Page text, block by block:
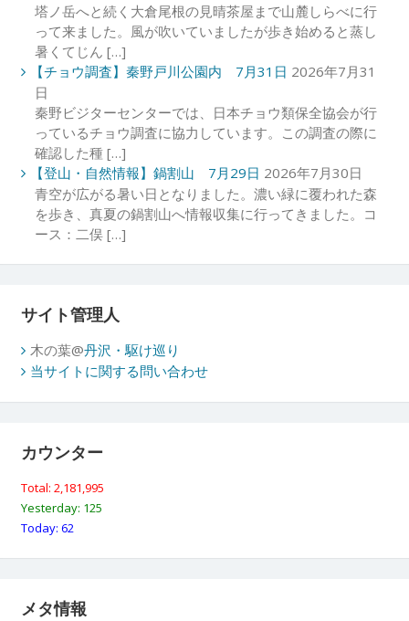
塔ノ岳へと続く大倉尾根の見晴茶屋まで山麓しらべに行
って来ました。風が吹いていましたが歩き始めると蒸し
暑くてじん […]
【チョウ調査】秦野戸川公園内 7月31日 2026年7月31
日
秦野ビジターセンターでは、日本チョウ類保全協会が行
っているチョウ調査に協力しています。この調査の際に
確認した種 […]
【登山・自然情報】鍋割山 7月29日 2026年7月30日
青空が広がる暑い日となりました。濃い緑に覆われた森
を歩き、真夏の鍋割山へ情報収集に行ってきました。コ
ース：二俣 […]
サイト管理人
木の葉@丹沢・駆け巡り
当サイトに関する問い合わせ
カウンター
Total: 2,181,995
Yesterday: 125
Today: 62
メタ情報